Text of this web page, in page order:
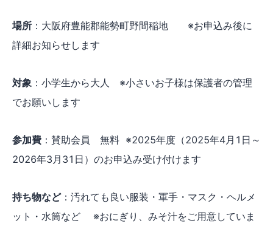
場所 ：大阪府豊能郡能勢町野間稲地 ※お申込み後に
詳細お知らせします
対象 ：小学生から大人 ※小さいお子様は保護者の管理
でお願いします
参加費 ：賛助会員 無料 ※2025年度（2025年4月1日～
2026年3月31日）のお申込み受け付けます
持ち物など：汚れても良い服装・軍手・マスク・ヘルメ
ット・水筒など ※おにぎり、みそ汁をご用意していま